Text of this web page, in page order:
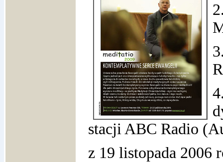
stacji ABC Radio
z 19 listopada 2006